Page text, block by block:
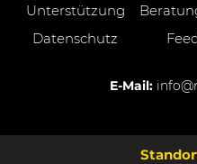
Unterstützung
Datenschutz
E-Mail: